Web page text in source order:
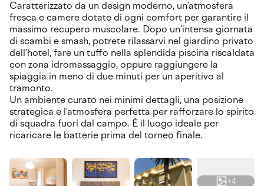
Caratterizzato da un design moderno, un’atmosfera
fresca e camere dotate di ogni comfort per garantire il
massimo recupero muscolare. Dopo un’intensa giornata
di scambi e smash, potrete rilassarvi nel giardino privato
dell’hotel, fare un tuffo nella splendida piscina riscaldata
con zona idromassaggio, oppure raggiungere la
spiaggia in meno di due minuti per un aperitivo al
tramonto.
Un ambiente curato nei minimi dettagli, una posizione
strategica e l’atmosfera perfetta per rafforzare lo spirito
di squadra fuori dal campo. È il luogo ideale per
ricaricare le batterie prima del torneo finale.
+4